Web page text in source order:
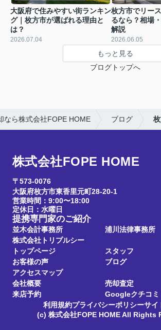
大阪府で住みやすい街ランキン
グ｜枚方市が選ばれる理由と
は？
2026.07.04
枚方市でリー
るなら？相場
解説
2026.06.05
もっと見る
ブログトップへ
なら株式会社FOPE HOME ブログ
株式会社FOPE HOME
〒573-0076
大阪府枚方市東香里元町28-20-1
営業時間：9:00〜18:00
定休日：水曜日
提携専門家のご紹介
並木会計事務所
浦川法律事務所
株式会社トリプルシー
トップページ
スタッフ
お客様の声
ブログ
アクセスマップ
会社概要
売却査定
来店予約
Googleクチコミ
利用規約プライバシーポリシーサイ
(c) 株式会社FOPE HOME All Rights